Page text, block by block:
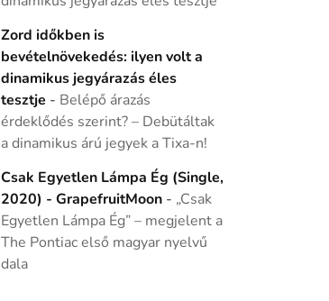
Zord időkben is
bevételnövekedés: ilyen volt a
dinamikus jegyárazás éles
tesztje - Belépő árazás
érdeklődés szerint? – Debütáltak
a dinamikus árú jegyek a Tixa-n!
Csak Egyetlen Lámpa Ég (Single,
2020) - GrapefruitMoon- „Csak
Egyetlen Lámpa Ég” – megjelent a
The Pontiac első magyar nyelvű
dala